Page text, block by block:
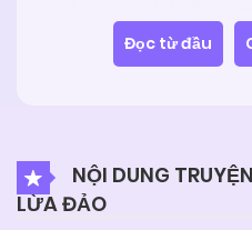
Đọc từ đầu
NỘI DUNG
LỪA ĐẢO